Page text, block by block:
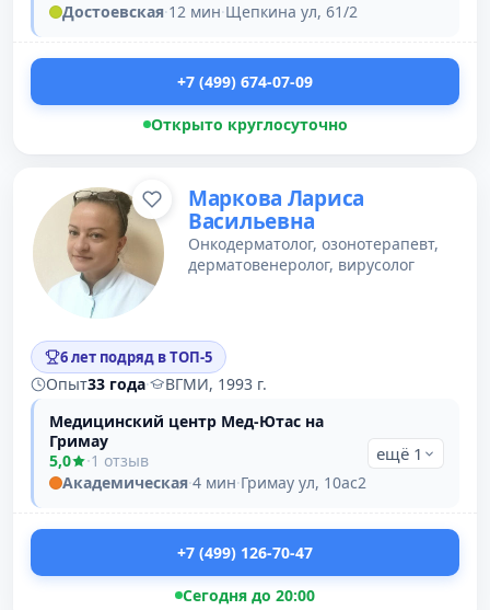
Достоевская·12 мин·Щепкина ул, 61/2
+7 (499) 674-07-09
Открыто круглосуточно
Маркова Лариса
Васильевна
Онкодерматолог, озонотерапевт,
дерматовенеролог, вирусолог
6 лет подряд в ТОП-5
Опыт33 года·
ВГМИ, 1993 г.
Медицинский центр Мед-Ютас на
Гримау
5,0
·1 отзыв
Академическая·4 мин·Гримау ул, 10ас2
ещё 1
+7 (499) 126-70-47
Сегодня до 20:00